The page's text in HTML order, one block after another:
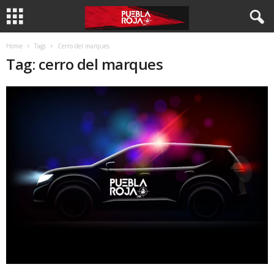
Home Tags Cerro del marques
Tag: cerro del marques